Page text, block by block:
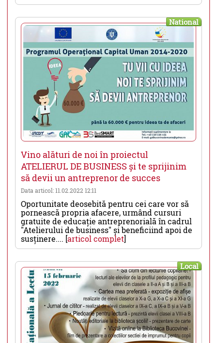
National
Vino alături de noi în proiectul
ATELIERUL DE BUSINESS și te sprijinim
să devii un antreprenor de succes
Data articol: 11.02.2022 12:11
Oportunitate deosebită pentru cei care vor să
pornească propria afacere, urmând cursuri
gratuite de educație antreprenorială în cadrul
"Atelierului de business" și beneficiind apoi de
susținere.... [articol complet]
Local